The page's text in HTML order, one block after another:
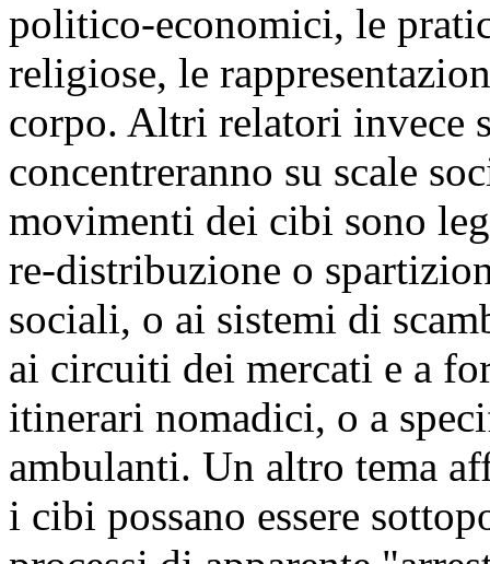
politico-economici, le
religiose, le
corpo. Altri relatori invece
concentreranno su scale
movimenti dei cibi sono
re-distribuzione o
sociali, o ai sistemi di
ai circuiti dei mercati e a
itinerari nomadici, o a
ambulanti. Un altro tema
i cibi possano essere